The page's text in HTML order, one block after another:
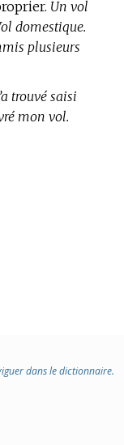
Un vol
domestique.
plusieurs
trouvé saisi
mon vol.
dans le dictionnaire.